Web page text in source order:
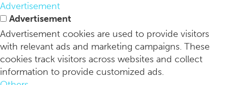
Advertisement
Advertisement
Advertisement cookies are used to provide visitors
with relevant ads and marketing campaigns. These
cookies track visitors across websites and collect
information to provide customized ads.